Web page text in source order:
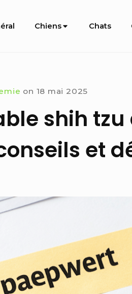
Chiens Chats
on 18 mai 2025
shih tzu
et